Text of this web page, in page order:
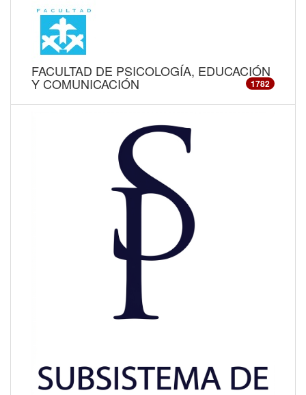
FACULTAD DE PSICOLOGÍA, EDUCACIÓN
Y COMUNICACIÓN 1782